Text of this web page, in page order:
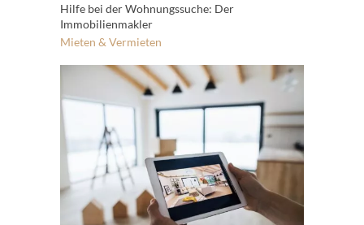
Hilfe bei der Wohnungssuche: Der
Immobilienmakler
Mieten & Vermieten